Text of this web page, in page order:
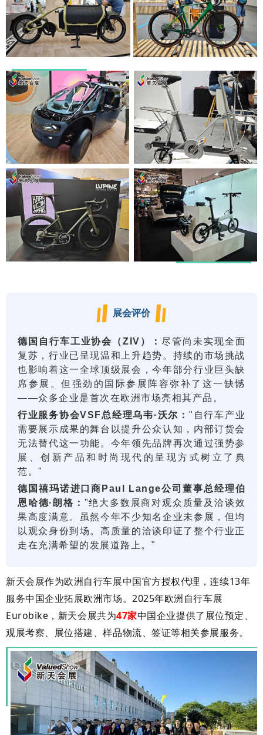
展会评价
德国自行车工业协会（ZIV）：尽管尚未实现全面
复苏，行业已呈现温和上升趋势。持续的市场挑战
也影响着这一全球顶级展会，今年部分行业巨头缺
席参展。但强劲的国际参展阵容弥补了这一缺憾
——众多企业是首次在欧洲市场亮相其产品。
行业服务协会VSF总经理乌韦·沃尔： "自行车产业
需要展示成果的舞台以提升公众认知，内部订货会
无法替代这一功能。今年领先品牌再次通过强势参
展、创新产品和时尚现代的呈现方式树立了典
范。"
德国禧玛诺进口商Paul Lange公司董事总经理伯
恩哈德·朗格： "绝大多数展商对观众质量及洽谈效
果高度满意。虽然今年不少知名企业未参展，但均
以观众身份到场。高质量的洽谈印证了整个行业正
走在充满希望的发展道路上。"
新天会展作为欧洲自行车展中国官方授权代理 ，连续13年
服务中国企业拓展欧洲市场。2025年欧洲自行车展
Eurobike，新天会展共为47家中国企业提供了展位预定、
观展考察、展位搭建、样品物流、签证等相关参展服务。